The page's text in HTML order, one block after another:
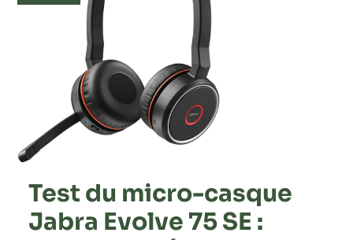
Test du micro-casque
Jabra Evolve 75 SE :